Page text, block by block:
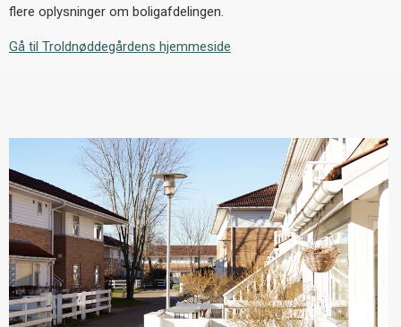
flere oplysninger om boligafdelingen.
Gå til Troldnøddegårdens hjemmeside